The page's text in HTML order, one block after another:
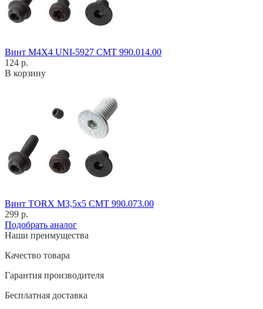
Винт M4X4 UNI-5927 CMT 990.014.00
124 р.
В корзину
Винт TORX M3,5x5 CMT 990.073.00
299 р.
Подобрать аналог
Наши преимущества
Качество товара
Гарантия производителя
Бесплатная доставка